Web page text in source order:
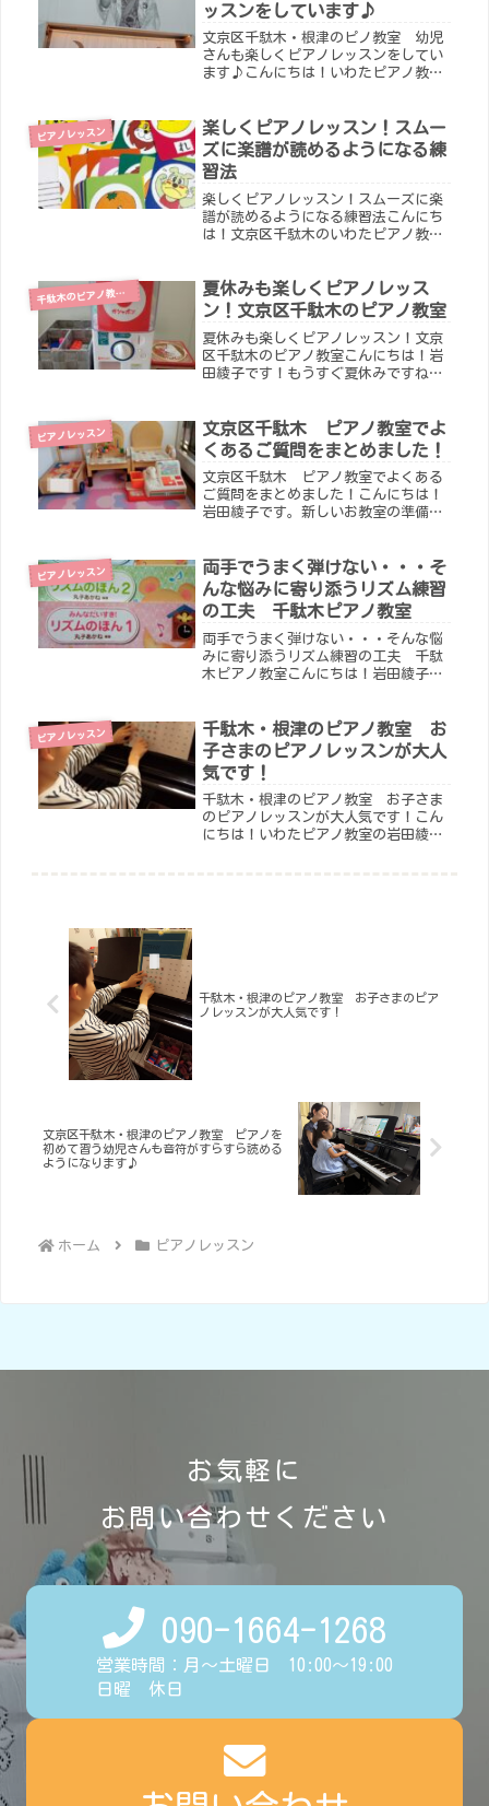
ッスンをしています♪
文京区千駄木・根津のピノ教室 幼児
さんも楽しくピアノレッスンをしてい
ます♪こんにちは！いわたピアノ教室
０２５年１月に自宅のピアノ教室から
移転したお教室で、明るく楽しい環境
で...
ピアノレッスン
楽しくピアノレッスン！スムー
ズに楽譜が読めるようになる練
習法
楽しくピアノレッスン！スムーズに楽
譜が読めるようになる練習法こんにち
は！文京区千駄木のいわたピアノ教室
の皆さんがどんな演奏をしてくれるの
か、今からワクワクしています！演奏
し...
千駄木のピアノ教室について
夏休みも楽しくピアノレッス
ン！文京区千駄木のピアノ教室
夏休みも楽しくピアノレッスン！文京
区千駄木のピアノ教室こんにちは！岩
田綾子です！もうすぐ夏休みですね。
さまがより楽しくレッスンへ通えるよ
うに、新しい企画を考えました
(^^)...
ピアノレッスン
文京区千駄木 ピアノ教室でよ
くあるご質問をまとめました！
文京区千駄木 ピアノ教室でよくある
ご質問をまとめました！こんにちは！
岩田綾子です。新しいお教室の準備も
口にはスマートロックをとりつけまし
た。お教室の方以外が入って来ら...
ピアノレッスン
両手でうまく弾けない・・・そ
んな悩みに寄り添うリズム練習
の工夫 千駄木ピアノ教室
両手でうまく弾けない・・・そんな悩
みに寄り添うリズム練習の工夫 千駄
木ピアノ教室こんにちは！岩田綾子で
元気をもらっています(^^)千駄木駅か
ら徒歩2分、スーパーが近く、学校...
ピアノレッスン
千駄木・根津のピアノ教室 お
子さまのピアノレッスンが大人
気です！
千駄木・根津のピアノ教室 お子さま
のピアノレッスンが大人気です！こん
にちは！いわたピアノ教室の岩田綾子
千駄木・根津のピアノ教室 お子さまのピア
ノレッスンが大人気です！
文京区千駄木・根津のピアノ教室 ピアノを
初めて習う幼児さんも音符がすらすら読める
ようになります♪
ホーム ピアノレッスン
お気軽に
お問い合わせください
090-1664-1268
営業時間：月～土曜日 10:00～19:00
日曜 休日